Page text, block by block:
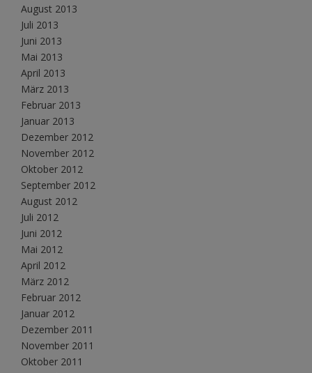
August 2013
Juli 2013
Juni 2013
Mai 2013
April 2013
März 2013
Februar 2013
Januar 2013
Dezember 2012
November 2012
Oktober 2012
September 2012
August 2012
Juli 2012
Juni 2012
Mai 2012
April 2012
März 2012
Februar 2012
Januar 2012
Dezember 2011
November 2011
Oktober 2011